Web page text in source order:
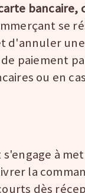
bancaire,
se
d'annuler
paiement
ou en
s'engage à
la
dès